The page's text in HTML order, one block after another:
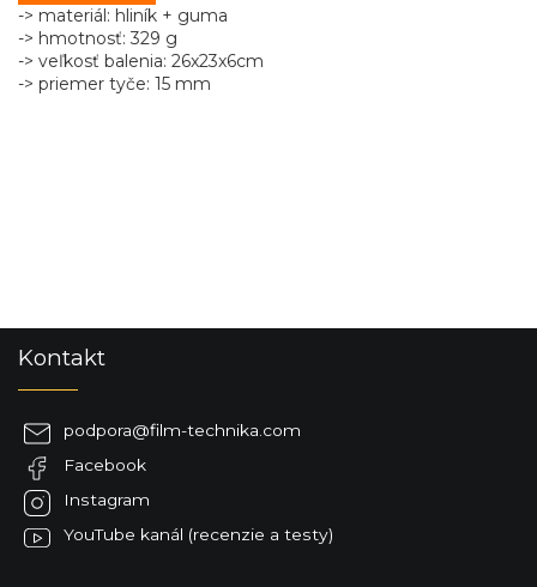
-> materiál: hliník + guma
-> hmotnosť: 329 g
-> veľkosť balenia: 26x23x6cm
-> priemer tyče: 15 mm
Kontakt
podpora@film-technika.com
Facebook
Instagram
YouTube kanál (recenzie a testy)